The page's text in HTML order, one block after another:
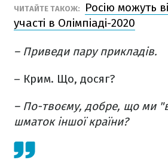
ЧИТАЙТЕ ТАКОЖ:
Росію можуть
участі в Олімпіаді-2020
– Приведи пару прикладів.
– Крим. Що, досяг?
– По-твоєму, добре, що ми
шматок іншої країни?